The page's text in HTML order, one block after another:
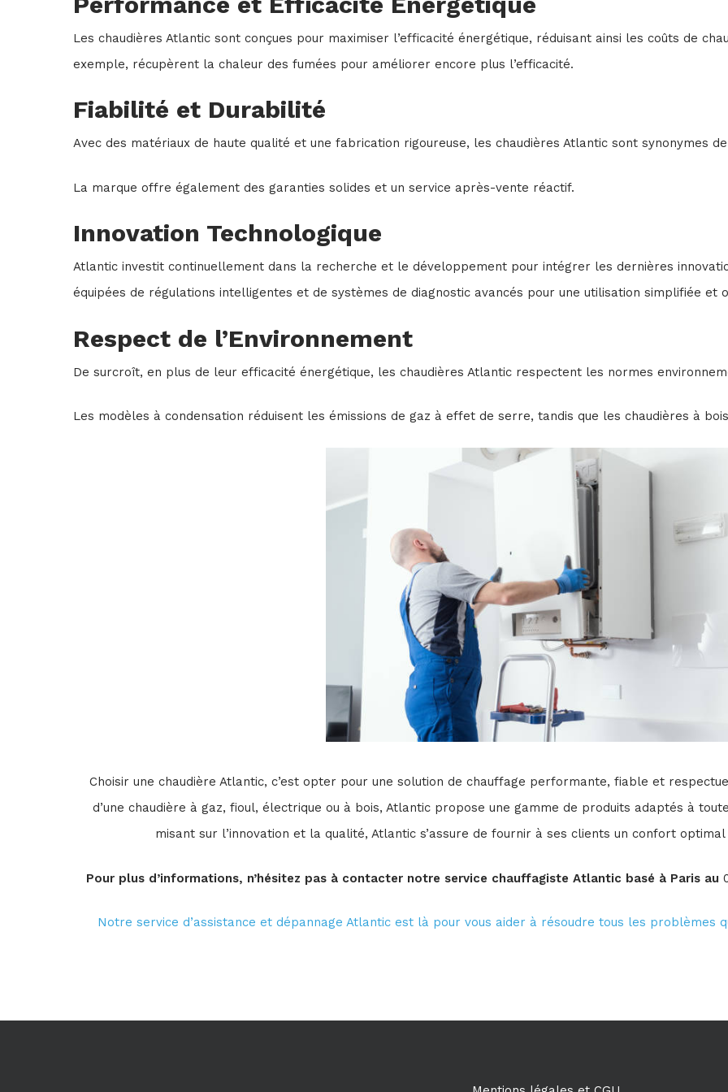
Les chaudières Atlantic sont conçues pour maximiser l’efficacité énergétique, réduisant ainsi les coûts de
exemple, récupèrent la chaleur des fumées pour améliorer encore plus l’efficacité.
Fiabilité et Durabilité
Avec des matériaux de haute qualité et une fabrication rigoureuse, les chaudières Atlantic sont synonymes
La marque offre également des garanties solides et un service après-vente réactif.
Innovation Technologique
Atlantic investit continuellement dans la recherche et le développement pour intégrer les dernières
équipées de régulations intelligentes et de systèmes de diagnostic avancés pour une utilisation simplifiée et
Respect de l’Environnement
De surcroît, en plus de leur efficacité énergétique, les chaudières Atlantic respectent les normes
Les modèles à condensation réduisent les émissions de gaz à effet de serre, tandis que les chaudières à
Choisir une chaudière Atlantic, c’est opter pour une solution de chauffage performante, fiable et
d’une chaudière à gaz, fioul, électrique ou à bois, Atlantic propose une gamme de produits adaptés à
misant sur l’innovation et la qualité, Atlantic s’assure de fournir à ses clients un confort
Pour plus d’informations, n’hésitez pas à contacter notre service chauffagiste Atlantic basé à Paris au
Notre service d’assistance et dépannage Atlantic est là pour vous aider à résoudre tous les problèmes